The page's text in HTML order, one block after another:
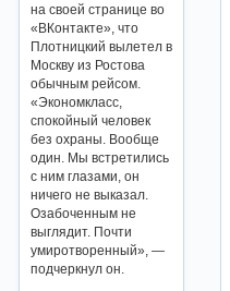
на своей странице во
«ВКонтакте», что
Плотницкий вылетел в
Москву из Ростова
обычным рейсом.
«Экономкласс,
спокойный человек
без охраны. Вообще
один. Мы встретились
с ним глазами, он
ничего не выказал.
Озабоченным не
выглядит. Почти
умиротворенный», —
подчеркнул он.